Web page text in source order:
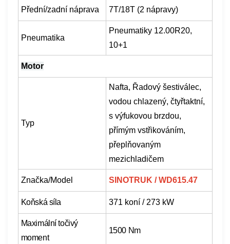
Přední/zadní náprava 7T/18T (2 nápravy)
Pneumatika
Pneumatiky 12.00R20,
10+1
Motor
Typ
Nafta, Řadový šestiválec,
vodou chlazený, čtyřtaktní,
s výfukovou brzdou,
přímým vstřikováním,
přeplňovaným
mezichladičem
Značka/Model SINOTRUK / WD615.47
Koňská síla 371 koní / 273 kW
Maximální točivý
moment
1500 Nm